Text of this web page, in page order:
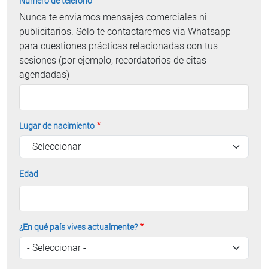
Nunca te enviamos mensajes comerciales ni
publicitarios. Sólo te contactaremos via Whatsapp
para cuestiones prácticas relacionadas con tus
sesiones (por ejemplo, recordatorios de citas
agendadas)
Lugar de nacimiento
Edad
¿En qué país vives actualmente?